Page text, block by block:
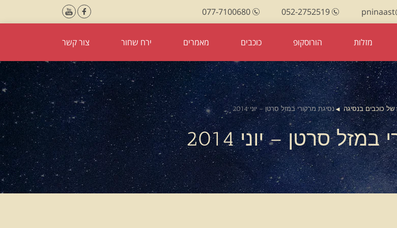
052-2752519
077-7100680
מזלות הורוסקופ כוכבים מאמרים ירח שחור צור קשר
של כוכבים בנסיגה נסיגת מרקורי במזל סרטן – יוני 2014
סרטן – יוני 2014